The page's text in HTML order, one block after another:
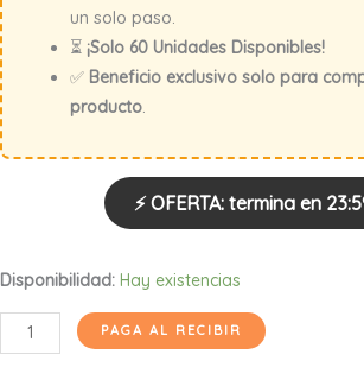
un solo paso.
⏳ ¡Solo 60 Unidades Disponibles!
✅ Beneficio exclusivo solo para
producto.
⚡ OFERTA: termina en
Disponibilidad: Hay existencias
Lanzador
de
PAGA AL RECIBIR